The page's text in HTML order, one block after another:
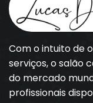
Com o intuito de
serviços, o salão
do mercado
profissionais